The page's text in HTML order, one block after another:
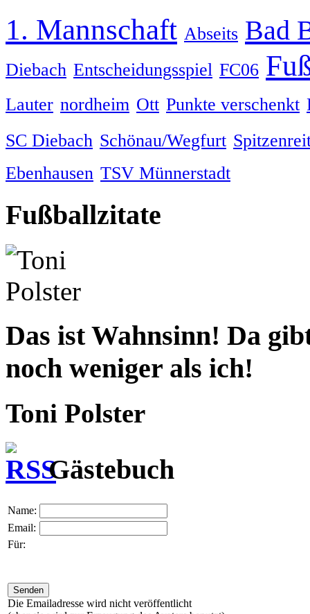
1. Mannschaft Abseits Bad
Diebach Entscheidungsspiel FC06
Lauter nordheim Ott Punkte verschenkt
SC Diebach Schönau/Wegfurt
Ebenhausen TSV Münnerstadt
Fußballzitate
Das ist Wahnsinn! Da
noch weniger als ich!
Toni Polster
Gästebuch
Name:
Email:
Für:
Die Emailadresse wird nicht veröffentlicht